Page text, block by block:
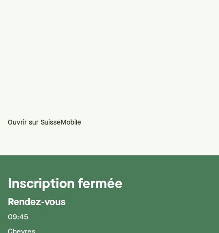
Ouvrir sur SuisseMobile
Inscription fermée
Rendez-vous
09:45